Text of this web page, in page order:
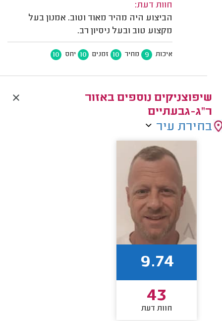
חוות דעת:
הביצוע היה מהיר מאוד וטוב. אמנון בעל
מקצוע טוב ובעל ניסיון רב.
איכות 9 מחיר 10 זמנים 10 יחס 10
שיפוצניקים נוספים באזור
ר"ג-גבעתיים
בחירת עיר
9.74
43
חוות דעת